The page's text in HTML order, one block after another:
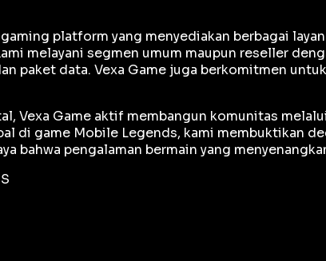
platform yang menyediakan berbagai
melayani segmen umum maupun reseller
paket data. Vexa Game juga berkomitmen
Vexa Game aktif membangun komunitas
di game Mobile Legends, kami membuktikan
bahwa pengalaman bermain yang